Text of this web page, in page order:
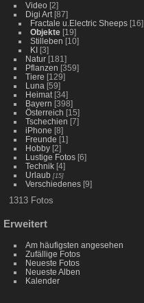
Video[2]
Digi Art[87]
Fractale u.Electric Sheeps[16]
Objekte[19]
Stilleben [10]
KI[3]
Natur[181]
Pflanzen [359]
Tiere [129]
Luna [59]
Heimat[34]
Bayern [398]
Österreich [15]
Tschechien [7]
iPhone [8]
Freunde [1]
Hobby[2]
Lustige Fotos[6]
Technik[4]
Urlaub[15]
Verschiedenes[9]
1313 Fotos
Erweitert
Am häufigsten angesehen
Zufällige Fotos
Neueste Fotos
Neueste Alben
Kalender